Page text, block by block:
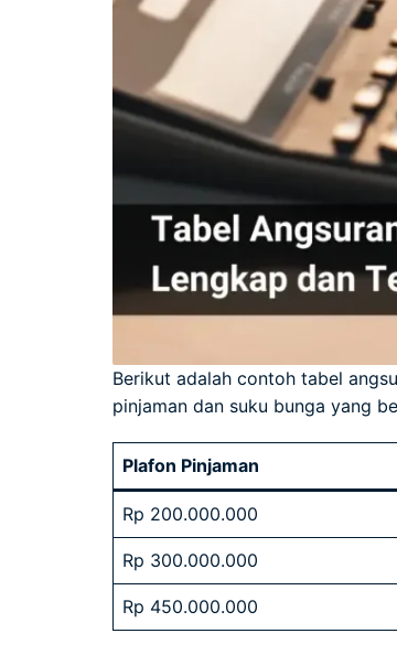
Berikut adalah contoh tabel
pinjaman dan suku bunga yang
Plafon Pinjaman
Rp 200.000.000
Rp 300.000.000
Rp 450.000.000